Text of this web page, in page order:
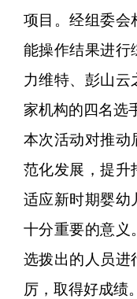
项目。经组委会
能操作结果进行
力维特、彭山云
家机构的四名选
本次活动对推动
范化发展，提升
适应新时期婴幼
十分重要的意义
选拨出的人员进
厉，取得好成绩